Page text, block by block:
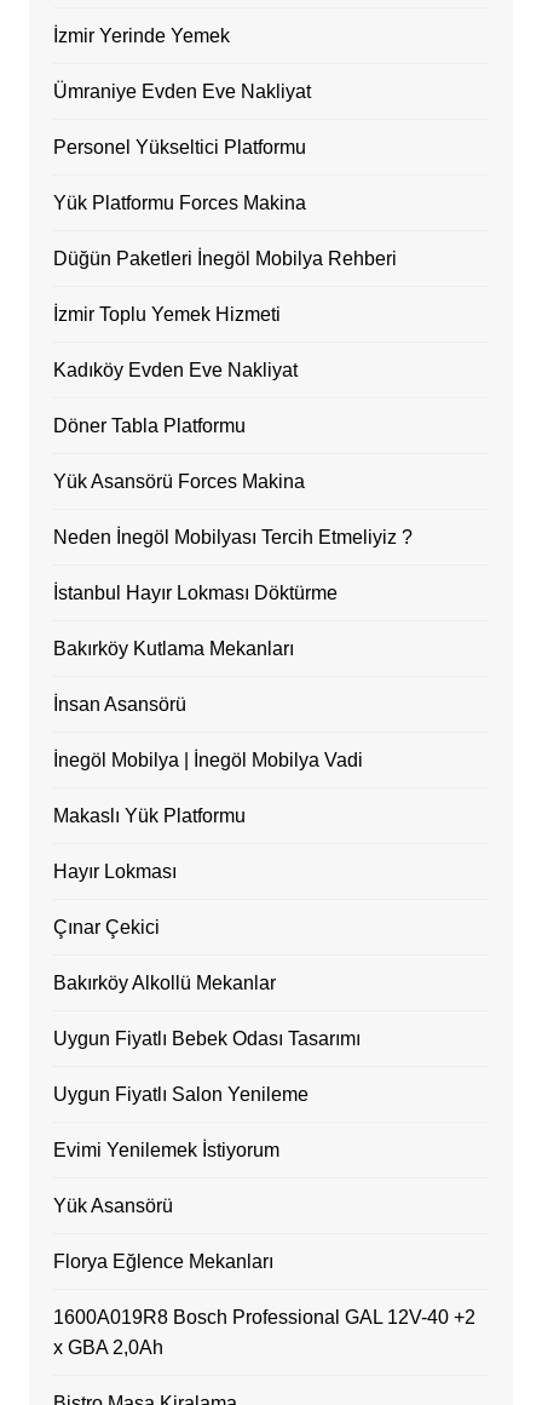
İzmir Yerinde Yemek
Ümraniye Evden Eve Nakliyat
Personel Yükseltici Platformu
Yük Platformu Forces Makina
Düğün Paketleri İnegöl Mobilya Rehberi
İzmir Toplu Yemek Hizmeti
Kadıköy Evden Eve Nakliyat
Döner Tabla Platformu
Yük Asansörü Forces Makina
Neden İnegöl Mobilyası Tercih Etmeliyiz ?
İstanbul Hayır Lokması Döktürme
Bakırköy Kutlama Mekanları
İnsan Asansörü
İnegöl Mobilya | İnegöl Mobilya Vadi
Makaslı Yük Platformu
Hayır Lokması
Çınar Çekici
Bakırköy Alkollü Mekanlar
Uygun Fiyatlı Bebek Odası Tasarımı
Uygun Fiyatlı Salon Yenileme
Evimi Yenilemek İstiyorum
Yük Asansörü
Florya Eğlence Mekanları
1600A019R8 Bosch Professional GAL 12V-40 +2
x GBA 2,0Ah